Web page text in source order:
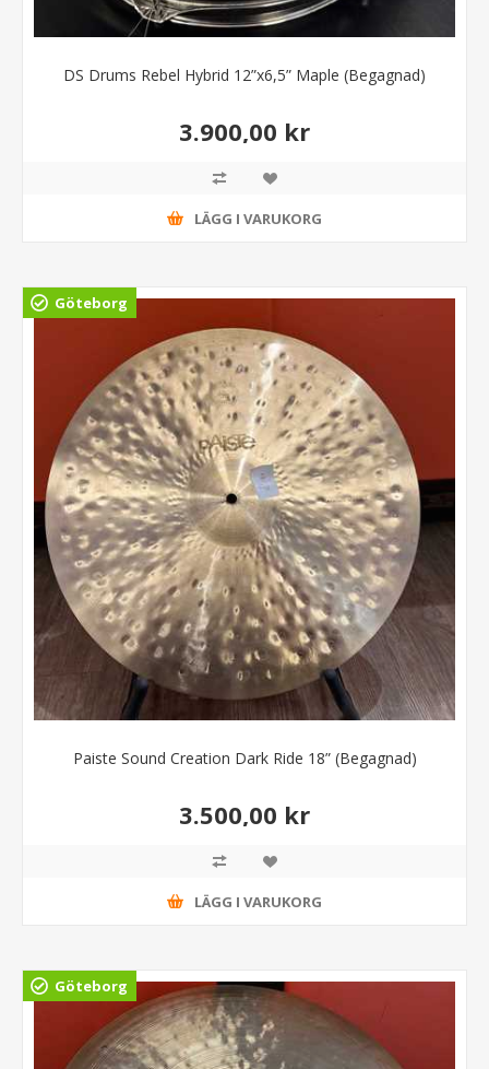
DS Drums Rebel Hybrid 12”x6,5” Maple (Begagnad)
3.900,00 kr
LÄGG I VARUKORG
Göteborg
Paiste Sound Creation Dark Ride 18” (Begagnad)
3.500,00 kr
LÄGG I VARUKORG
Göteborg